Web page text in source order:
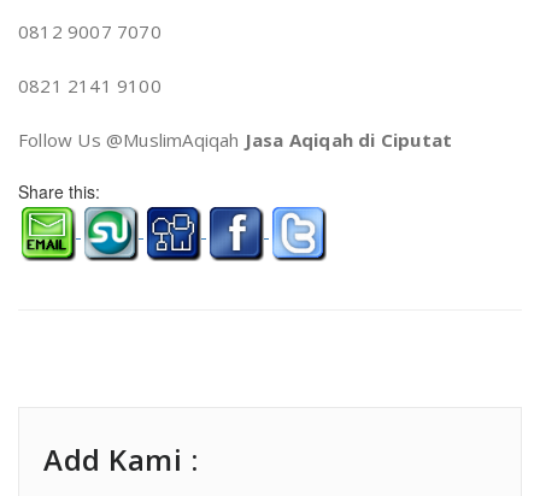
0812 9007 7070
0821 2141 9100
Follow Us @MuslimAqiqah Jasa Aqiqah di Ciputat
Share this:
Add Kami :